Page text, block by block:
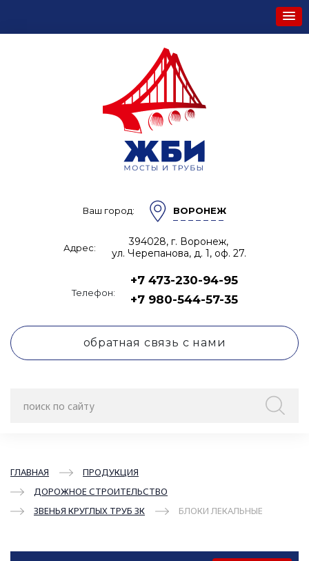
Ваш город: ВОРОНЕЖ
Адрес:
394028, г. Воронеж,
ул. Черепанова, д. 1, оф. 27.
Телефон:
+7 473-230-94-95
+7 980-544-57-35
обратная связь с нами
ГЛАВНАЯ
ПРОДУКЦИЯ
ДОРОЖНОЕ СТРОИТЕЛЬСТВО
ЗВЕНЬЯ КРУГЛЫХ ТРУБ ЗК
БЛОКИ ЛЕКАЛЬНЫЕ